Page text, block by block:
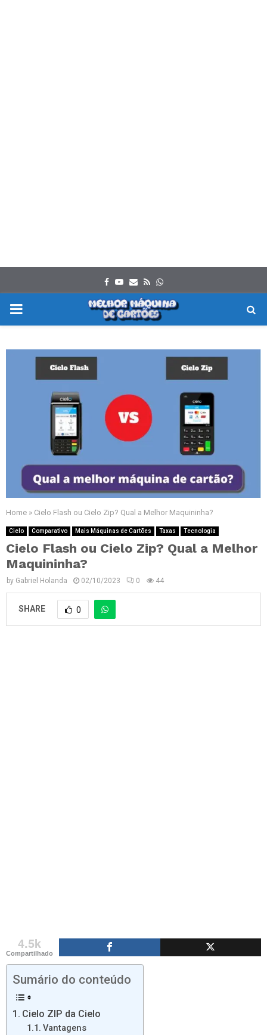
Facebook
Youtube
Email
RssWhatsapp
PRIMARY
Home » Cielo Flash ou Cielo Zip? Qual a Melhor Maquininha?
Cielo Comparativo Mais Máquinas de Cartões Taxas Tecnologia
Cielo Flash ou Cielo Zip? Qual a Melhor
Maquininha?
by Gabriel Holanda 02/10/2023 0 44
SHARE 0
4.5k
Compartilhado
Sumário do conteúdo
Cielo ZIP da Cielo
Vantagens